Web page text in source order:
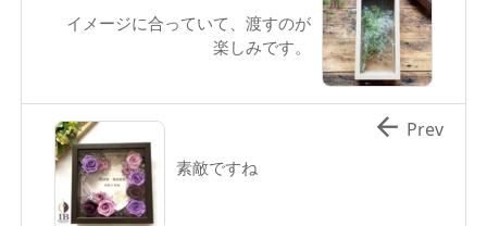
イメージに合っていて、渡すのが
楽しみです。
素敵ですね
 Prev